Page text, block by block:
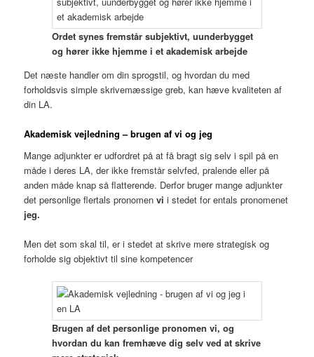
Ordet synes fremstår subjektivt, uunderbygget
og hører ikke hjemme i et akademisk arbejde
Det næste handler om din sprogstil, og hvordan du med
forholdsvis simple skrivemæssige greb, kan hæve kvaliteten af
din LA.
Akademisk vejledning – brugen af vi og jeg
Mange adjunkter er udfordret på at få bragt sig selv i spil på en
måde i deres LA, der ikke fremstår selvfed, pralende eller på
anden måde knap så flatterende. Derfor bruger mange adjunkter
det personlige flertals pronomenvi i stedet for entals pronomenet
jeg.
Men det som skal til, er i stedet at skrive mere strategisk og
forholde sig objektivt til sine kompetencer
Brugen af det personlige pronomen vi, og
hvordan du kan fremhæve dig selv ved at skrive